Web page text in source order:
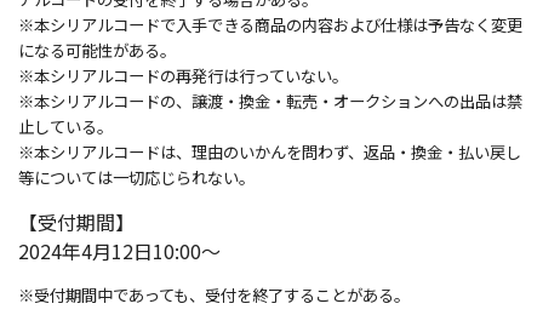
※本シリアルコードで入手できる商品の内容および仕様は予告なく変更
になる可能性がある。
※本シリアルコードの再発行は行っていない。
※本シリアルコードの、譲渡・換金・転売・オークションへの出品は禁
止している。
※本シリアルコードは、理由のいかんを問わず、返品・換金・払い戻し
等については一切応じられない。
【受付期間】
2024年4月12日10:00～
※受付期間中であっても、受付を終了することがある。